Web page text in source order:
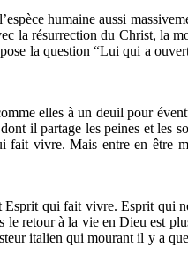
humaine aussi
la résurrection du Christ, la
la question “Lui qui a
elles à un deuil pour
il partage les peines et les
vivre. Mais entre en être
qui fait vivre. Esprit qui
retour à la vie en Dieu est
italien qui mourant il y a